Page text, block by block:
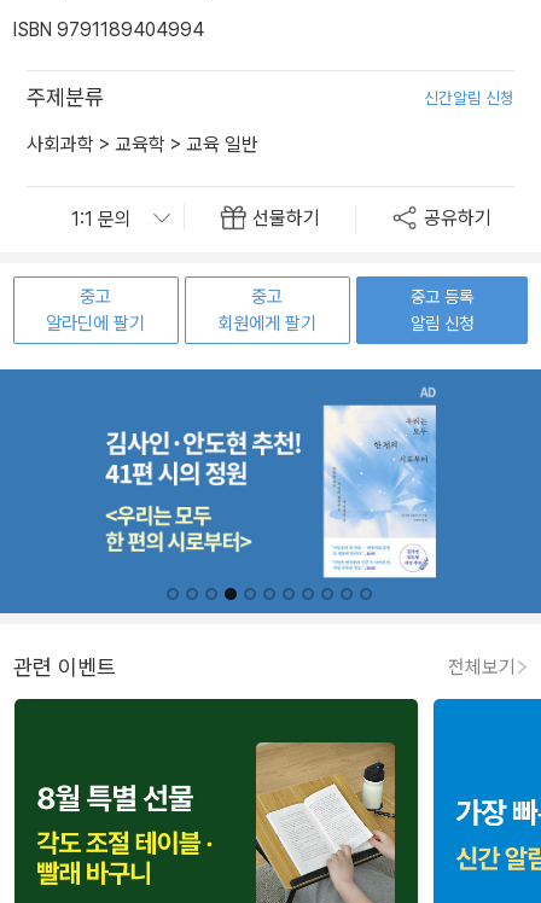
ISBN 9791189404994
주제분류 신간알림 신청
사회과학 > 교육학 > 교육 일반
선물하기 공유하기
중고
알라딘에 팔기
중고
회원에게 팔기
중고 등록
알림 신청
관련 이벤트 전체보기